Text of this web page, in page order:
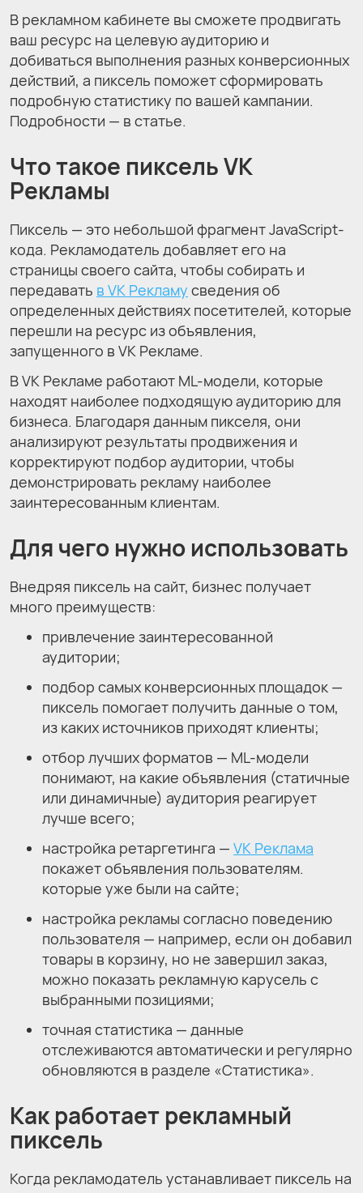
В рекламном кабинете вы сможете продвигать
ваш ресурс на целевую аудиторию и
добиваться выполнения разных конверсионных
действий, а пиксель поможет сформировать
подробную статистику по вашей кампании.
Подробности — в статье.
Что такое пиксель VK
Рекламы
Пиксель — это небольшой фрагмент JavaScript-
кода. Рекламодатель добавляет его на
страницы своего сайта, чтобы собирать и
передавать в VK Рекламу сведения об
определенных действиях посетителей, которые
перешли на ресурс из объявления,
запущенного в VK Рекламе.
В VK Рекламе работают ML-модели, которые
находят наиболее подходящую аудиторию для
бизнеса. Благодаря данным пикселя, они
анализируют результаты продвижения и
корректируют подбор аудитории, чтобы
демонстрировать рекламу наиболее
заинтересованным клиентам.
Для чего нужно использовать
Внедряя пиксель на сайт, бизнес получает
много преимуществ:
привлечение заинтересованной
аудитории;
подбор самых конверсионных площадок —
пиксель помогает получить данные о том,
из каких источников приходят клиенты;
отбор лучших форматов — ML-модели
понимают, на какие объявления (статичные
или динамичные) аудитория реагирует
лучше всего;
настройка ретаргетинга — VK Реклама
покажет объявления пользователям.
которые уже были на сайте;
настройка рекламы согласно поведению
пользователя — например, если он добавил
товары в корзину, но не завершил заказ,
можно показать рекламную карусель с
выбранными позициями;
точная статистика — данные
отслеживаются автоматически и регулярно
обновляются в разделе «Статистика».
Как работает рекламный
пиксель
Когда рекламодатель устанавливает пиксель на